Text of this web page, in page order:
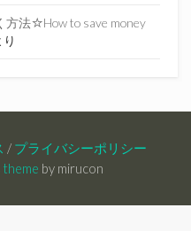
方法☆How to save money
り
/ プライバシーポリシー
by mirucon